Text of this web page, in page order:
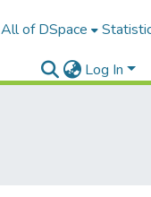
All of DSpace
Log In